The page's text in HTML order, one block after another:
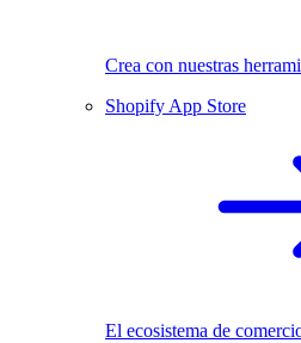
Crea con nuestras
Shopify App Store
El ecosistema de